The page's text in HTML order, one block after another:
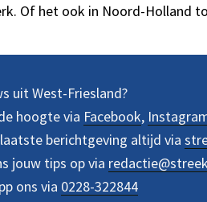
Of het ook in Noord-Holland
uit West-Friesland?
hoogte via Facebook,
berichtgeving altijd via
jouw tips op via
ons via 0228-322844